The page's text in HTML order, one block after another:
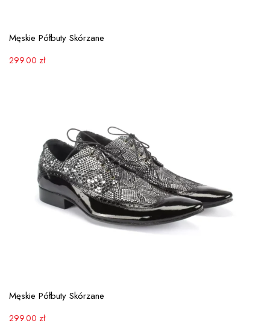
Męskie Półbuty Skórzane
299.00 zł
Męskie Półbuty Skórzane
299.00 zł